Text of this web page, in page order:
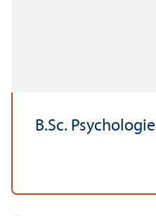
B.Sc. Psychologie